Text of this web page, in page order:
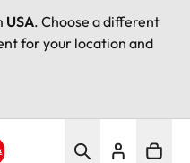
USA. Choose a different
for your location and